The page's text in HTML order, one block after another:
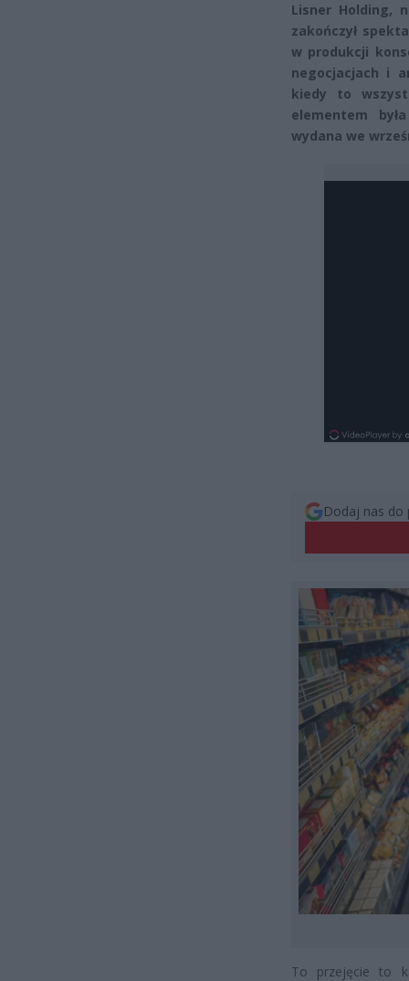
Lisner Holding,
zakończył
w produkcji
negocjacjach i
kiedy to
elementem
wydana we
Dodaj nas do
To przejęcie to